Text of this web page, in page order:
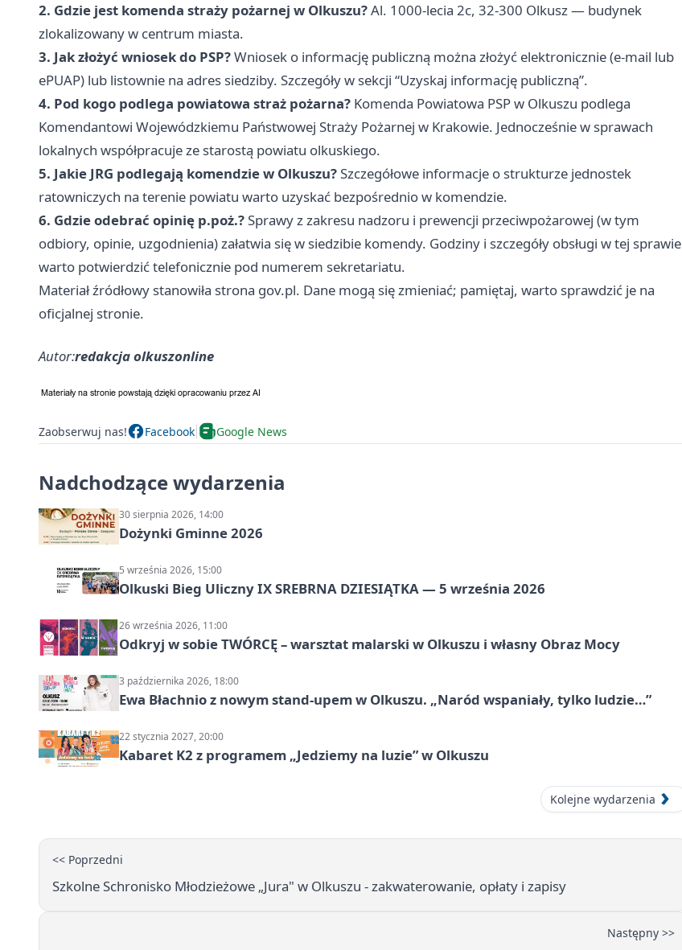
2. Gdzie jest komenda straży pożarnej w Olkuszu?Al. 1000-lecia 2c, 32-300 Olkusz — budynek
zlokalizowany w centrum miasta.
3. Jak złożyć wniosek do PSP?Wniosek o informację publiczną można złożyć elektronicznie (e-mail lub
ePUAP) lub listownie na adres siedziby. Szczegóły w sekcji “Uzyskaj informację publiczną”.
4. Pod kogo podlega powiatowa straż pożarna? Komenda Powiatowa PSP w Olkuszu podlega
Komendantowi Wojewódzkiemu Państwowej Straży Pożarnej w Krakowie. Jednocześnie w sprawach
lokalnych współpracuje ze starostą powiatu olkuskiego.
5. Jakie JRG podlegają komendzie w Olkuszu?Szczegółowe informacje o strukturze jednostek
ratowniczych na terenie powiatu warto uzyskać bezpośrednio w komendzie.
6. Gdzie odebrać opinię p.poż.?Sprawy z zakresu nadzoru i prewencji przeciwpożarowej (w tym
odbiory, opinie, uzgodnienia) załatwia się w siedzibie komendy. Godziny i szczegóły obsługi w tej sprawie
warto potwierdzić telefonicznie pod numerem sekretariatu.
Materiał źródłowy stanowiła strona gov.pl. Dane mogą się zmieniać; pamiętaj, warto sprawdzić je na
oficjalnej stronie.
Autor:redakcja olkuszonline
Zaobserwuj nas! Facebook Google News
Nadchodzące wydarzenia
30 sierpnia 2026, 14:00
Dożynki Gminne 2026
5 września 2026, 15:00
Olkuski Bieg Uliczny IX SREBRNA DZIESIĄTKA — 5 września 2026
26 września 2026, 11:00
Odkryj w sobie TWÓRCĘ – warsztat malarski w Olkuszu i własny Obraz Mocy
3 października 2026, 18:00
Ewa Błachnio z nowym stand-upem w Olkuszu. „Naród wspaniały, tylko ludzie…”
22 stycznia 2027, 20:00
Kabaret K2 z programem „Jedziemy na luzie” w Olkuszu
Kolejne wydarzenia
<< Poprzedni
Szkolne Schronisko Młodzieżowe „Jura" w Olkuszu - zakwaterowanie, opłaty i zapisy
Następny >>